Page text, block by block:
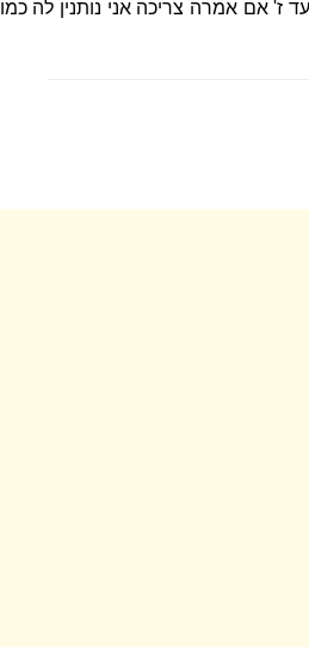
עד ז' אם אמרה צריכה אני נותנין לה כמו